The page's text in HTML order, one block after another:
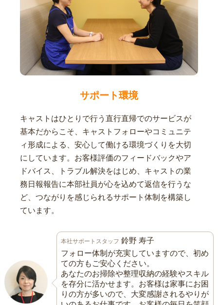
サポート環境
キャストはひとりで行う直行直帰でのサービスが
基本だからこそ、キャストフォローやコミュニテ
ィ形成による、安心して働ける環境づくりを大切
にしています。お客様評価のフィードバックやア
ドバイス、トラブル解決をはじめ、キャストの業
務日報報告に本部社員が心を込めて返信を行うな
ど、つながりを感じられるサポート体制を構築し
ています。
本社サポートスタッフ 鈴野 寿子
フォロー体制が充実していますので、初め
ての方もご安心ください。
あなたのお掃除や整理収納の経験やスキル
を存分に活かせます。お客様は家事にお困
りの方が多いので、大変感謝されるやりが